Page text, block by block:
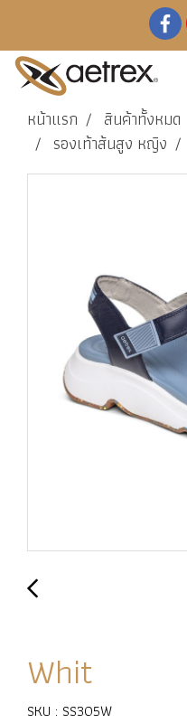
หน้าแรก สินค้าทั้งหมด
รองเท้าส้นสูง หญิง
Whit
SKU : SS305W